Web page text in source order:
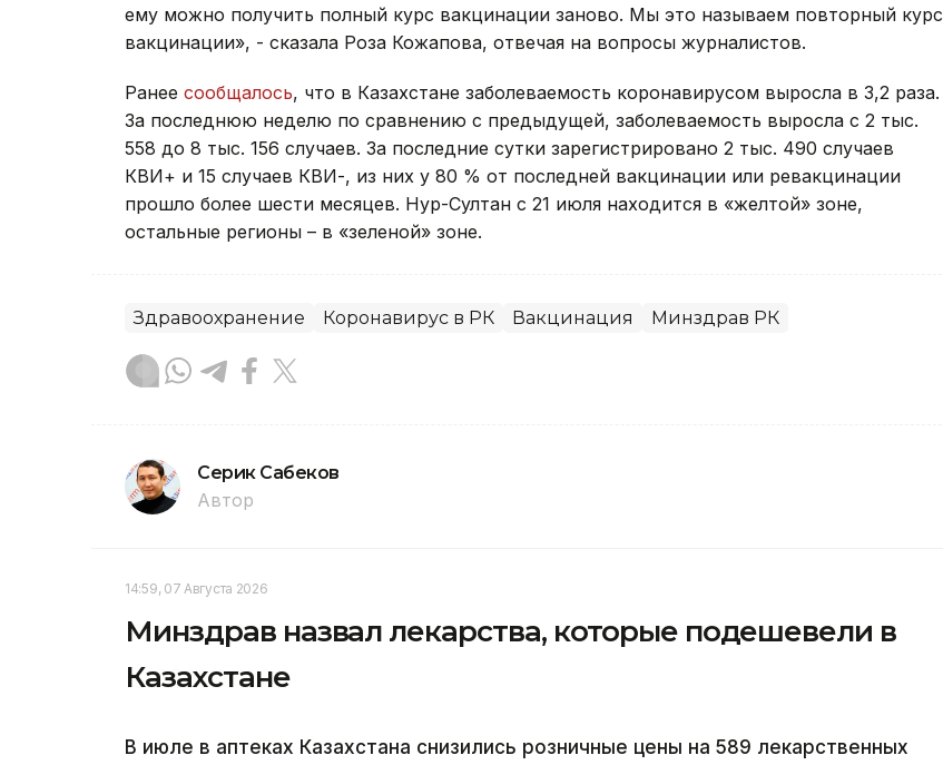
ему можно получить полный курс вакцинации заново. Мы это называем повторный курс
вакцинации», - сказала Роза Кожапова, отвечая на вопросы журналистов.
Ранее сообщалось, что в Казахстане заболеваемость коронавирусом выросла в 3,2 раза.
За последнюю неделю по сравнению с предыдущей, заболеваемость выросла с 2 тыс.
558 до 8 тыс. 156 случаев. За последние сутки зарегистрировано 2 тыс. 490 случаев
КВИ+ и 15 случаев КВИ-, из них у 80 % от последней вакцинации или ревакцинации
прошло более шести месяцев. Нур-Султан с 21 июля находится в «желтой» зоне,
остальные регионы – в «зеленой» зоне.
Здравоохранение Коронавирус в РК Вакцинация Минздрав РК
Серик Сабеков
Автор
14:59, 07 Августа 2026
Минздрав назвал лекарства, которые подешевели в
Казахстане
В июле в аптеках Казахстана снизились розничные цены на 589 лекарственных